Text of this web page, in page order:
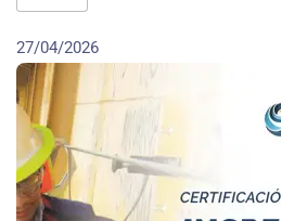
27/04/2026